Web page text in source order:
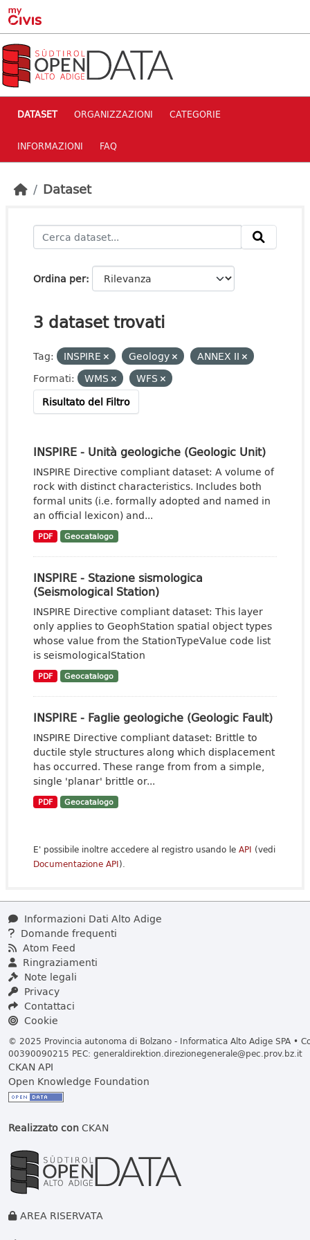
Skip to main content
DATASET ORGANIZZAZIONI CATEGORIE
INFORMAZIONI FAQ
Dataset
Ordina per
3 dataset trovati
Tag: INSPIRE Geology
ANNEX II
Formati:
WMS
WFS
Risultato del Filtro
INSPIRE - Unità geologiche (Geologic Unit)
INSPIRE Directive compliant dataset: A volume of
rock with distinct characteristics. Includes both
formal units (i.e. formally adopted and named in
an official lexicon) and...
PDF Geocatalogo
INSPIRE - Stazione sismologica
(Seismological Station)
INSPIRE Directive compliant dataset: This layer
only applies to GeophStation spatial object types
whose value from the StationTypeValue code list
is seismologicalStation
PDF Geocatalogo
INSPIRE - Faglie geologiche (Geologic Fault)
INSPIRE Directive compliant dataset: Brittle to
ductile style structures along which displacement
has occurred. These range from from a simple,
single 'planar' brittle or...
PDF Geocatalogo
E' possibile inoltre accedere al registro usando le API (vedi
Documentazione API).
Informazioni Dati Alto Adige
Domande frequenti
Atom Feed
Ringraziamenti
Note legali
Privacy
Contattaci
Cookie
© 2025 Provincia autonoma di Bolzano - Informatica Alto Adige SPA •
00390090215 PEC: generaldirektion.direzionegenerale@pec.prov.bz.it
CKAN API
Open Knowledge Foundation
Realizzato conCKAN
AREA RISERVATA